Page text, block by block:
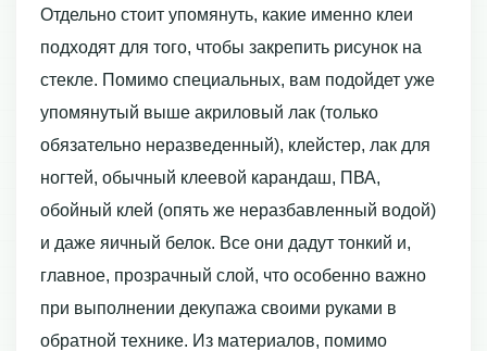
Отдельно стоит упомянуть, какие именно клеи
подходят для того, чтобы закрепить рисунок на
стекле. Помимо специальных, вам подойдет уже
упомянутый выше акриловый лак (только
обязательно неразведенный), клейстер, лак для
ногтей, обычный клеевой карандаш, ПВА,
обойный клей (опять же неразбавленный водой)
и даже яичный белок. Все они дадут тонкий и,
главное, прозрачный слой, что особенно важно
при выполнении декупажа своими руками в
обратной технике. Из материалов, помимо